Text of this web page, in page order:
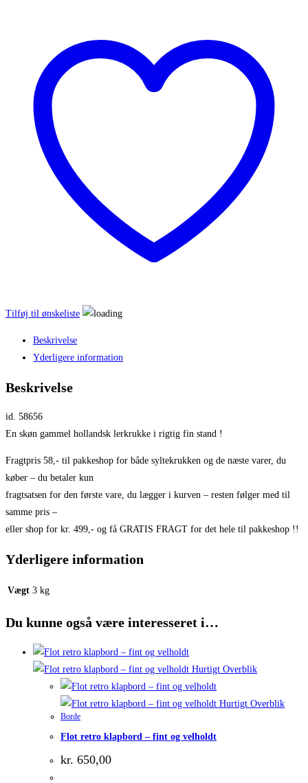
Tilføj til ønskeliste
Beskrivelse
Yderligere information
Beskrivelse
id. 58656
En skøn gammel hollandsk lerkrukke i rigtig fin stand !
Fragtpris 58,- til pakkeshop for både syltekrukken og de næste varer, du
køber – du betaler kun
fragtsatsen for den første vare, du lægger i kurven – resten følger med til
samme pris –
eller shop for kr. 499,- og få GRATIS FRAGT for det hele til pakkeshop !!
Yderligere information
Vægt 3 kg
Du kunne også være interesseret i…
Hurtigt Overblik
Hurtigt Overblik
Borde
Flot retro klapbord – fint og velholdt
kr. 650,00